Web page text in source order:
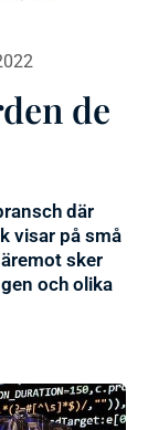
de
där
visar på små
sker
och olika